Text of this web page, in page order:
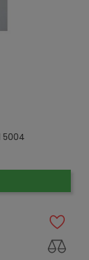
5004